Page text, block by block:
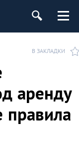
В ЗАКЛАДКИ
аренду